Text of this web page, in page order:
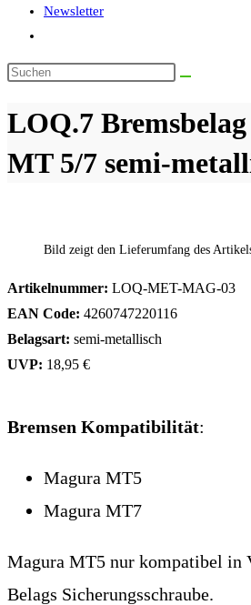
Newsletter
umschalten
Diese
durchsuchen
LOQ.7
MT 5/7 semi-
Bild zeigt den Lieferumfang des
Artikelnummer: LOQ-MET-MAG-03
EAN Code: 4260747220116
Belagsart: semi-metallisch
UVP: 18,95 €
Bremsen Kompatibilität:
Magura MT5
Magura MT7
Magura MT5 nur kompatibel in
Belags Sicherungsschraube.